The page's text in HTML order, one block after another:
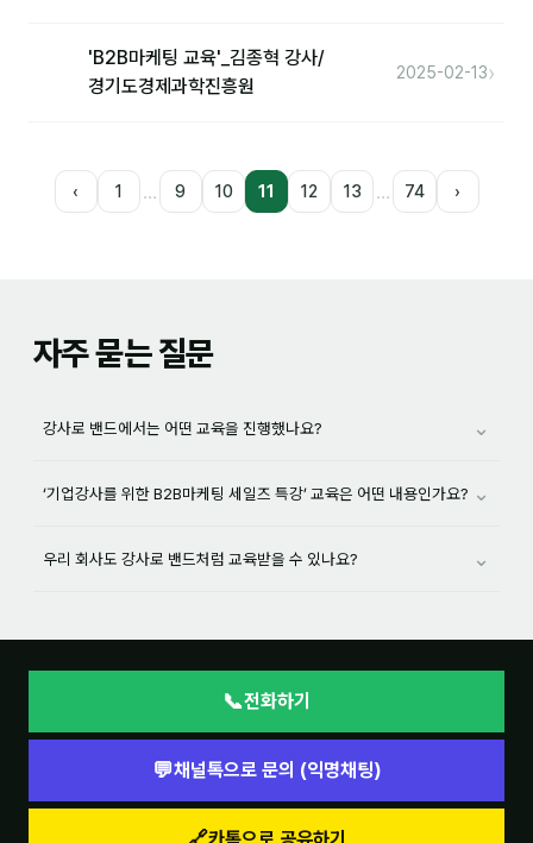
'B2B마케팅 교육'_김종혁 강사/
경기도경제과학진흥원
2025-02-13›
‹ 1 … 9 10 11 12 13 … 74 ›
자주 묻는 질문
강사로 밴드에서는 어떤 교육을 진행했나요? ⌄
‘기업강사를 위한 B2B마케팅 세일즈 특강’ 교육은 어떤 내용인가요? ⌄
우리 회사도 강사로 밴드처럼 교육받을 수 있나요? ⌄
📞전화하기
💬채널톡으로 문의 (익명채팅)